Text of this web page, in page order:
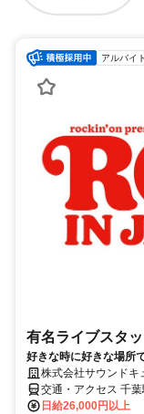
アルバイ
有名ライブスタ
好きな時に好きな場所
株式会社サウンド
交通・アクセス 千葉
日給26,000円以上